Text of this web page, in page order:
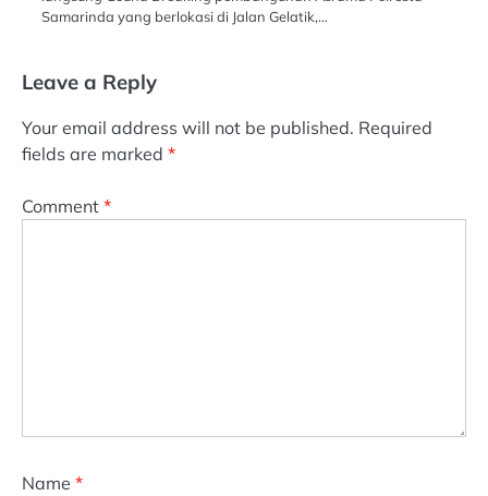
Samarinda yang berlokasi di Jalan Gelatik,…
Leave a Reply
Your email address will not be published. Required
fields are marked *
Comment *
Name *